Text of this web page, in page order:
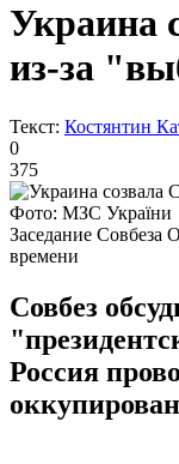
Украина
из-за
Текст: Костянтин
0
375
Фото: МЗС України
Заседание Совбеза
времени
Совбез
Россия